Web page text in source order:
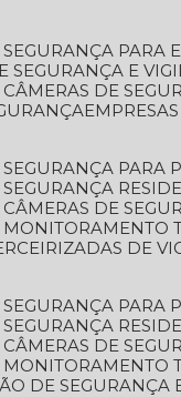
SEGURANÇA PARA
SEGURANÇA E
CÂMERAS DE
SEGURANÇA PARA
SEGURANÇA
CÂMERAS DE
MONITORAMENTO
DE
SEGURANÇA PARA
SEGURANÇA
CÂMERAS DE
MONITORAMENTO
DE SEGURANÇA